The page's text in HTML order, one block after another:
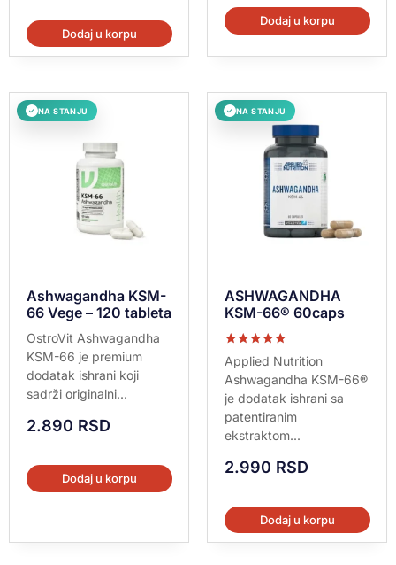
Dodaj u korpu
Dodaj u korpu
✓ NA STANJU
Ashwagandha KSM-
66 Vege – 120 tableta
OstroVit Ashwagandha
KSM-66 je premium
dodatak ishrani koji
sadrži originalni...
2.890 RSD
Dodaj u korpu
✓ NA STANJU
ASHWAGANDHA
KSM-66® 60caps
Ocenjeno sa
5.00
od 5
Applied Nutrition
Ashwagandha KSM-66®
je dodatak ishrani sa
patentiranim
ekstraktom...
2.990 RSD
Dodaj u korpu